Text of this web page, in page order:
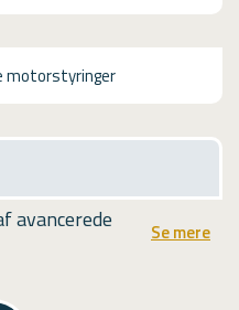
motorstyringer
avancerede
Se mere